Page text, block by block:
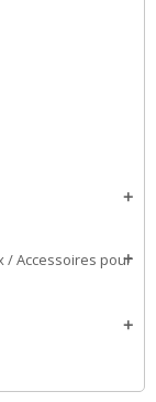
add
/ Accessoires pour
add
add